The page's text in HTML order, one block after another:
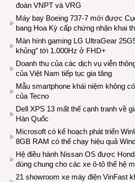
đoàn VNPT và VRG
Máy bay Boeing 737-7 mới được
bang Hoa Kỳ cấp chứng nhận khai
Màn hình gaming LG UltraGear
khủng” tới 1.000Hz ở FHD+
Doanh thu của các dịch vụ viễn
của Việt Nam tiếp tục gia tăng
Mẫu smartphone khái niệm không
của Tecno
Dell XPS 13 mất thế cạnh tranh về
Hàn Quốc
Microsoft có kế hoạch phát triển
8GB RAM có thể chạy hiệu quả
Hệ điều hành Nissan OS được
dùng chung cho các xe ô-tô thế hệ
21 showroom xe máy điện VinFast